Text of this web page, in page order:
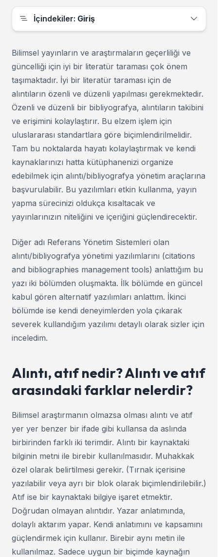
İçindekiler: Giriş
Bilimsel yayınların ve araştırmaların geçerliliği ve
güncelliği için iyi bir literatür taraması çok önem
taşımaktadır. İyi bir literatür taraması için de
alıntıların özenli ve düzenli yapılması gerekmektedir.
Özenli ve düzenli bir bibliyografya, alıntıların takibini
ve erişimini kolaylaştırır. Bu elzem işlem için
uluslararası standartlara göre biçimlendirilmelidir.
Tam bu noktalarda hayatı kolaylaştırmak ve kendi
kaynaklarınızı hatta kütüphanenizi organize
edebilmek için alıntı/bibliyografya yönetim araçlarına
başvurulabilir. Bu yazılımları etkin kullanma, yayın
yapma sürecinizi oldukça kısaltacak ve
yayınlarınızın niteliğini ve içeriğini güçlendirecektir.
Diğer adı Referans Yönetim Sistemleri olan
alıntı/bibliyografya yönetimi yazılımlarını (citations
and bibliographies management tools) anlattığım bu
yazı iki bölümden oluşmakta. İlk bölümde en güncel
kabul gören alternatif yazılımları anlattım. İkinci
bölümde ise kendi deneyimlerden yola çıkarak
severek kullandığım yazılımı detaylı olarak sizler için
inceledim.
Alıntı, atıf nedir? Alıntı ve atıf
arasındaki farklar nelerdir?
Bilimsel araştırmanın olmazsa olması alıntı ve atıf
yer yer benzer bir ifade gibi kullansa da aslında
birbirinden farklı iki terimdir. Alıntı bir kaynaktaki
bilginin metni ile birebir kullanılmasıdır. Muhakkak
özel olarak belirtilmesi gerekir. (Tırnak içerisine
yazılabilir veya ayrı bir blok olarak biçimlendirilebilir.)
Atıf ise bir kaynaktaki bilgiye işaret etmektir.
Doğrudan olmayan alıntıdır. Yazar anlatımında,
dolaylı aktarım yapar. Kendi anlatımını ve kapsamını
güçlendirmek için kullanır. Birebir aynı metin ile
kullanılmaz. Sadece uygun bir biçimde kaynağın